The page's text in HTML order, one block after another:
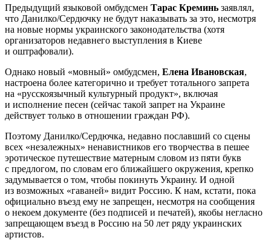
Предыдущий языковой омбудсмен Тарас Креминь заявлял,
что Данилко/Сердючку не будут наказывать за это, несмотря
на новые нормы украинского законодательства (хотя
организаторов недавнего выступления в Киеве
и оштрафовали).
Однако новый «мовный» омбудсмен, Елена Ивановская,
настроена более категорично и требует тотального запрета
на «русскоязычный культурный продукт», включая
и исполнение песен (сейчас такой запрет на Украине
действует только в отношении граждан РФ).
Поэтому Данилко/Сердючка, недавно пославший со сцены
всех «незалежных» ненавистников его творчества в пешее
эротическое путешествие матерным словом из пяти букв
с предлогом, по словам его ближайшего окружения, крепко
задумывается о том, чтобы покинуть Украину. И одной
из возможных «гаваней» видит Россию. К нам, кстати, пока
официально въезд ему не запрещен, несмотря на сообщения
о некоем документе (без подписей и печатей), якобы негласно
запрещающем въезд в Россию на 50 лет ряду украинских
артистов.